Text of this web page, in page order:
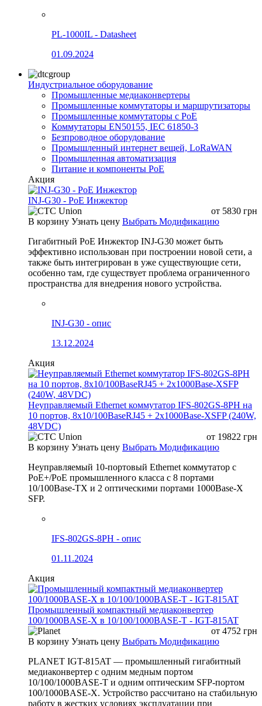
PL-1000IL - Datasheet
01.09.2024
Индустриальное оборудование
Промышленные медиаконвертеры
Промышленные коммутаторы и маршрутизаторы
Промышленные коммутаторы с PoE
Коммутаторы EN50155, IEC 61850-3
Безпроводное оборудование
Промышленный интернет вещей, LoRaWAN
Промышленная автоматизация
Питание и компоненты PoE
Акция
INJ-G30 - PoE Инжектор
от 5830 грн
В корзину Узнать цену Выбрать Модификацию
Гигабитный PoE Инжектор INJ-G30 может быть
эффективно использован при построении новой сети, а
также быть интегрирован в уже существующие сети,
особенно там, где существует проблема ограниченного
пространства для внедрения нового устройства.
INJ-G30 - опис
13.12.2024
Акция
Неуправляемый Ethernet коммутатор IFS-802GS-8PH на
10 портов, 8x10/100BaseRJ45 + 2x1000Base-XSFP (240W,
48VDC)
от 19822 грн
В корзину Узнать цену Выбрать Модификацию
Неуправляемый 10-портовый Ethernet коммутатор с
PoE+/PoE промышленного класса с 8 портами
10/100Base-TX и 2 оптическими портами 1000Base-X
SFP.
IFS-802GS-8PH - опис
01.11.2024
Акция
Промышленный компактный медиаконвертер
100/1000BASE-X в 10/100/1000BASE-T - IGT-815AT
от 4752 грн
В корзину Узнать цену Выбрать Модификацию
PLANET IGT-815AT — промышленный гигабитный
медиаконвертер с одним медным портом
10/100/1000BASE-T и одним оптическим SFP-портом
100/1000BASE-X. Устройство рассчитано на стабильную
работу в жестких условиях эксплуатации при